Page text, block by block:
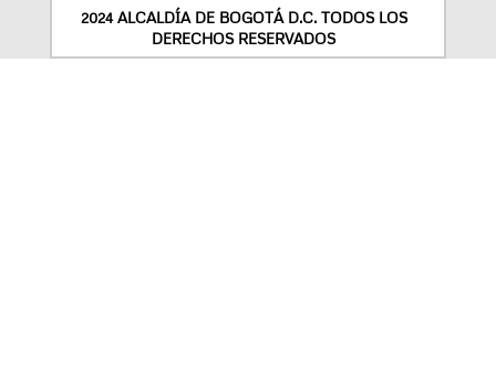
2024 ALCALDÍA DE BOGOTÁ D.C. TODOS LOS
DERECHOS RESERVADOS